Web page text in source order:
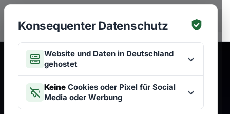
Zum Hauptinhalt springen
EN
Konsequenter Datenschutz
Website und Daten in Deutschland
gehostet
Keine Cookies oder Pixel für Social
Media oder Werbung